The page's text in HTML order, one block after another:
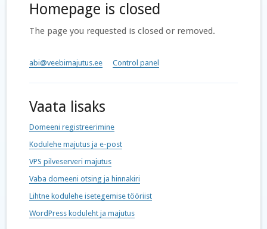
Homepage is closed
The page you requested is closed or removed.
abi@veebimajutus.ee Control panel
Vaata lisaks
Domeeni registreerimine
Kodulehe majutus ja e-post
VPS pilveserveri majutus
Vaba domeeni otsing ja hinnakiri
Lihtne kodulehe isetegemise tööriist
WordPress koduleht ja majutus